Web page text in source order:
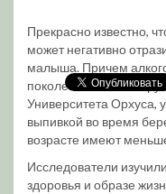
Прекрасно известно,
может негативно
малыша. Причем
поколении. Как
Университета Орхуса,
выпивкой во время
возрасте имеют
Исследователи
здоровья и образе